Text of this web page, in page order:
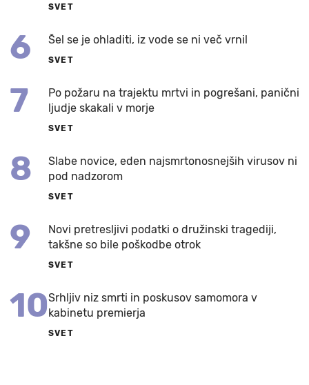
SVET
6 Šel se je ohladiti, iz vode se ni več vrnil
SVET
7
Po požaru na trajektu mrtvi in pogrešani, panični
ljudje skakali v morje
SVET
8
Slabe novice, eden najsmrtonosnejših virusov ni
pod nadzorom
SVET
9
Novi pretresljivi podatki o družinski tragediji,
takšne so bile poškodbe otrok
SVET
10Srhljiv niz smrti in poskusov samomora v
kabinetu premierja
SVET